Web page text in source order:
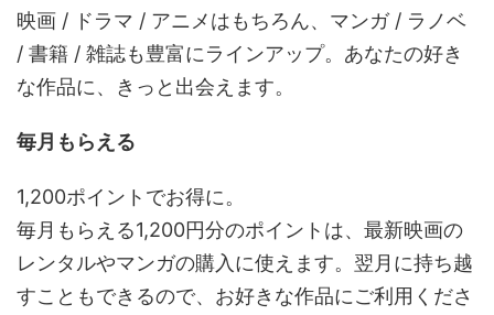
映画 / ドラマ / アニメはもちろん、マンガ / ラノベ
/ 書籍 / 雑誌も豊富にラインアップ。あなたの好き
な作品に、きっと出会えます。
毎月もらえる
1,200ポイントでお得に。
毎月もらえる1,200円分のポイントは、最新映画の
レンタルやマンガの購入に使えます。翌月に持ち越
すこともできるので、お好きな作品にご利用くださ